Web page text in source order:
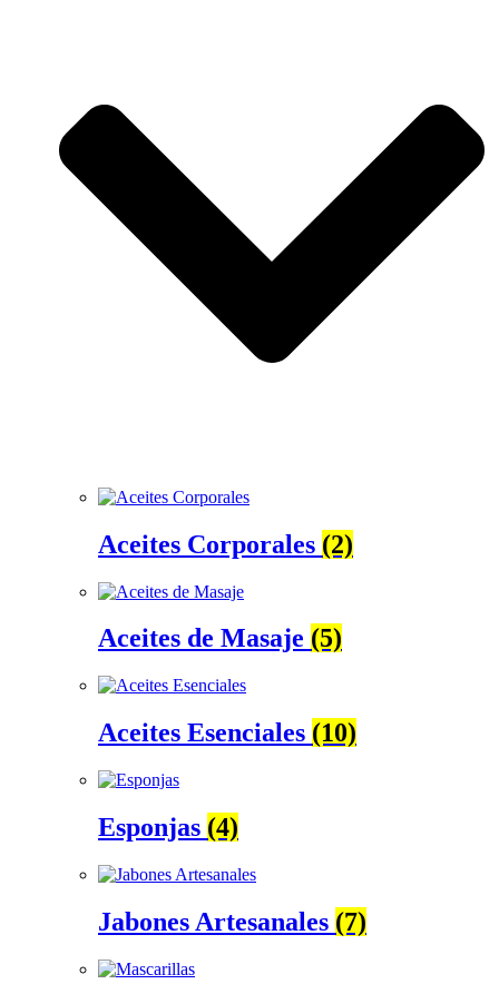
Aceites Corporales (2)
Aceites de Masaje (5)
Aceites Esenciales (10)
Esponjas (4)
Jabones Artesanales (7)